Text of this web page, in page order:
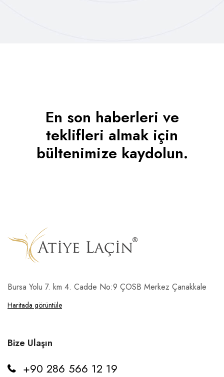
En son haberleri ve
teklifleri almak için
bültenimize kaydolun.
Bursa Yolu 7. km 4. Cadde No:9 ÇOSB Merkez Çanakkale
Haritada görüntüle
Bize Ulaşın
+90 286 566 12 19